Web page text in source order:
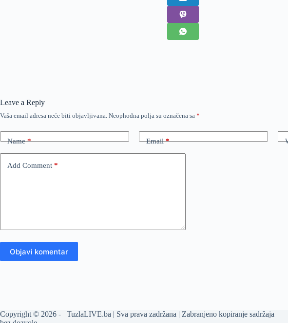
Leave a Reply
Vaša email adresa neće biti objavljivana. Neophodna polja su označena sa *
Name* Email*
Add Comment *
Objavi komentar
Copyright © 2026 - TuzlaLIVE.ba | Sva prava zadržana | Zabranjeno kopiranje sadržaja